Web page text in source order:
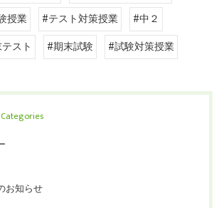
授業
#テスト対策授業
#中２
スト
#期末試験 #試験対策授業
Categories
お知らせ